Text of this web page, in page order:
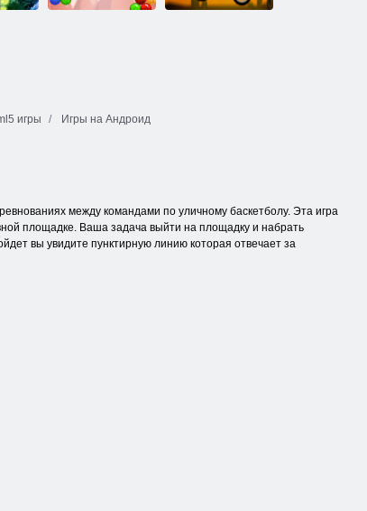
игры Игры на Андроид
между командами по уличному баскетболу. Эта игра
площадке. Ваша задача выйти на площадку и набрать
вы увидите пунктирную линию которая отвечает за